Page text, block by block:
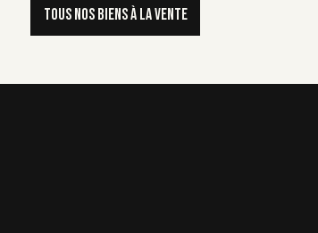
tous nos BIENS À LA VENTE